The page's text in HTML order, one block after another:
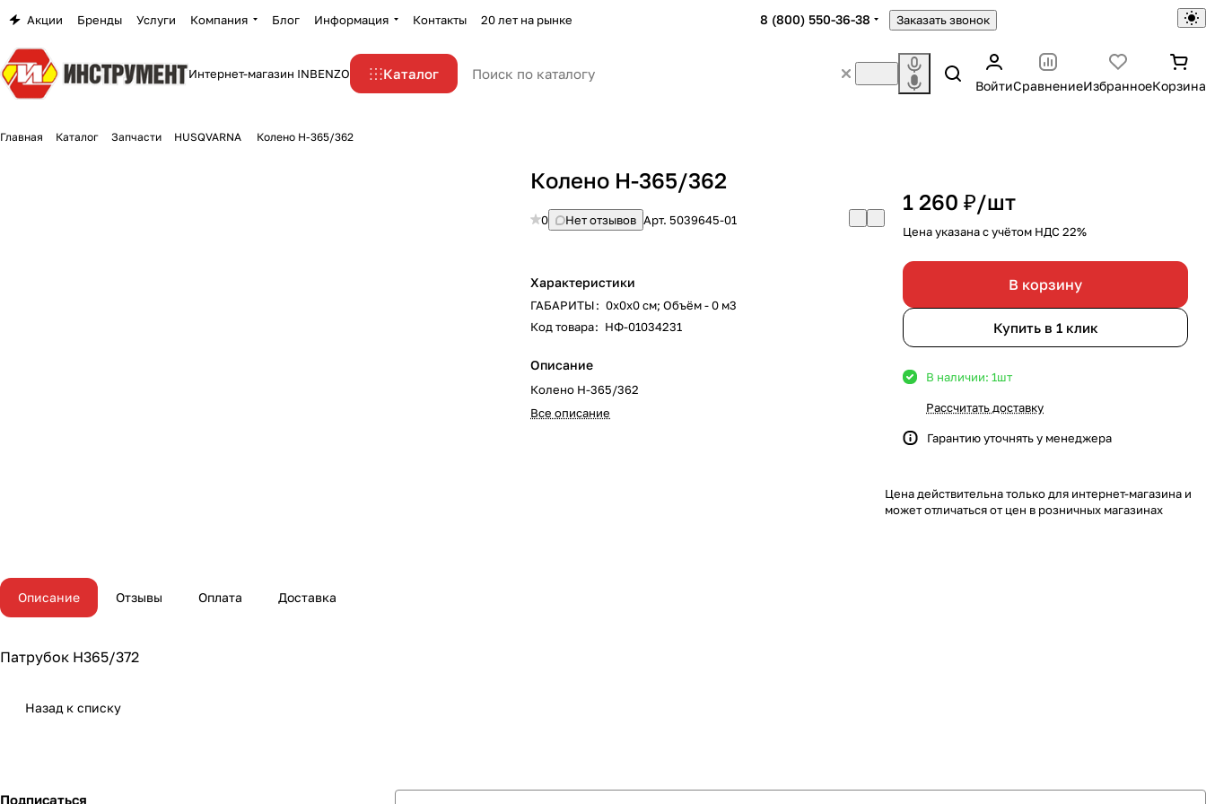
Акции Бренды Услуги Компания Блог Информация Контакты 20 лет на рынке 8 (800) 550-36-38 Заказать звонок
Интернет-магазин INBENZO Каталог
ВойтиСравнениеИзбранноеКорзина
Главная Каталог Запчасти HUSQVARNA Колено Н-365/362
Колено Н-365/362
0 Нет отзывов Арт. 5039645-01
Характеристики
ГАБАРИТЫ: 0х0х0 см; Объём - 0 м3
Код товара: НФ-01034231
Описание
Колено Н-365/362
Все описание
1 260 ₽/шт
Цена указана с учётом НДС 22%
В корзину
Купить в 1 клик
В наличии: 1шт
Рассчитать доставку
Гарантию уточнять у менеджера
Цена действительна только для интернет-магазина и
может отличаться от цен в розничных магазинах
Описание Отзывы Оплата Доставка
Патрубок H365/372
Назад к списку
Подписаться